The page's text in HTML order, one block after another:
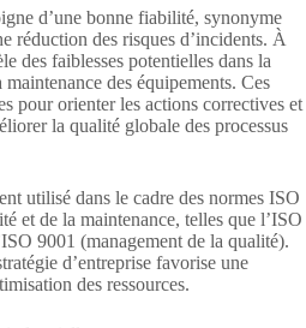
d’une bonne fiabilité, synonyme
réduction des risques d’incidents. À
des faiblesses potentielles dans la
des équipements. Ces
pour orienter les actions correctives et
la qualité globale des processus
utilisé dans le cadre des normes ISO
et de la maintenance, telles que l’ISO
9001 (management de la qualité).
d’entreprise favorise une
des ressources.